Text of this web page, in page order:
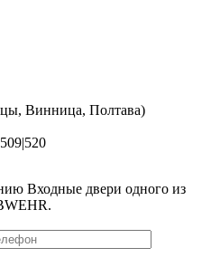
Винница, Полтава)
Входные двери одного из